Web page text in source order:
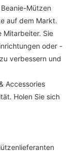
Mützen
auf dem Markt.
Mitarbeiter. Sie
oder -
verbessern und
Accessories
Holen Sie sich